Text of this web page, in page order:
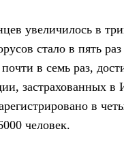
увеличилось в
стало в пять
в семь раз,
застрахованных в
в
человек.